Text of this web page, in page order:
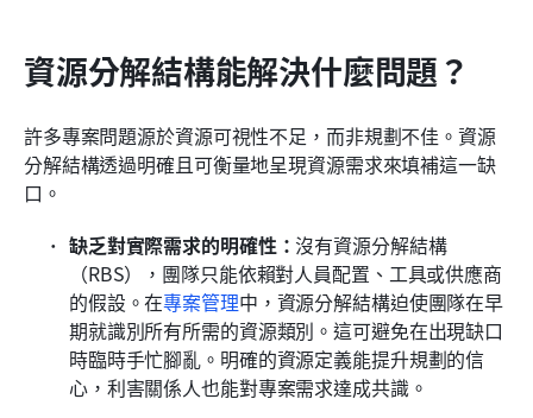
資源分解結構能解決什麼問題？
許多專案問題源於資源可視性不足，而非規劃不佳。資源
分解結構透過明確且可衡量地呈現資源需求來填補這一缺
口。
缺乏對實際需求的明確性： 沒有資源分解結構
（RBS），團隊只能依賴對人員配置、工具或供應商
的假設。在專案管理中，資源分解結構迫使團隊在早
期就識別所有所需的資源類別。這可避免在出現缺口
時臨時手忙腳亂。明確的資源定義能提升規劃的信
心，利害關係人也能對專案需求達成共識。